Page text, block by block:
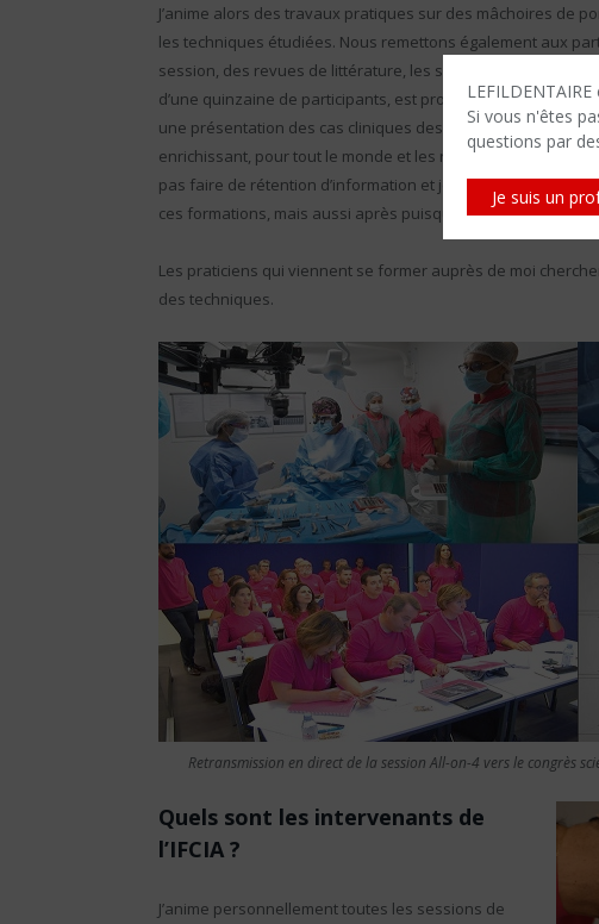
Si vous n'êtes​
questions par
Je suis un
J’anime alors des travaux pratiques sur des mâchoires de
les techniques étudiées. Nous remettons également aux
session, des revues de littérature, les supports
d’une quinzaine de participants, est propice au partage et
une présentation des cas cliniques des participants et de
enrichissant, pour tout le monde et les retours que j’ai des
pas faire de rétention d’information et je donne toujours le
ces formations, mais aussi après puisque nous gardons le
Les praticiens qui viennent se former auprès de moi
des techniques.
Retransmission en direct de la session All-on-4 vers le congrès
Quels sont les intervenants de
l’IFCIA ?
J’anime personnellement toutes les sessions de